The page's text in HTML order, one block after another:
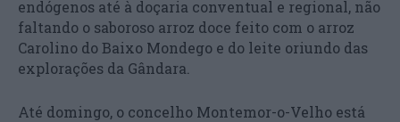
endógenos até à doçaria conventual e regional, não
faltando o saboroso arroz doce feito com o arroz
Carolino do Baixo Mondego e do leite oriundo das
explorações da Gândara.
Até domingo, o concelho Montemor-o-Velho está